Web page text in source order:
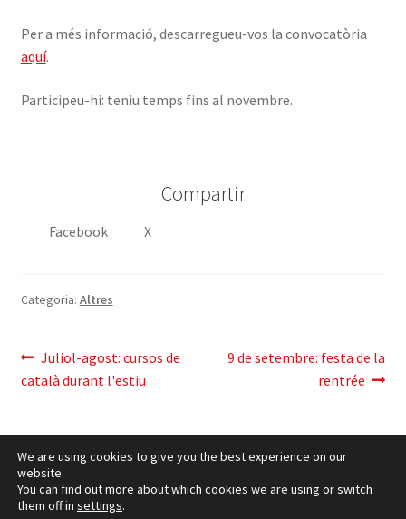
Per a més informació, descarregueu-vos la convocatòria
aquí.
Participeu-hi: teniu temps fins al novembre.
Compartir
Facebook X
Categoria: Altres
Navegació
d'entrades
Entrada
anterior:
Juliol-agost: cursos de
català durant l'estiu
Pròxima
9 de setembre: festa de la
rentrée
We are using cookies to give you the best experience on our
website.
You can find out more about which cookies we are using or switch
them off in settings.